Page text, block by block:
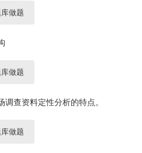
做题
做题
调查资料定性分析的特点。
做题